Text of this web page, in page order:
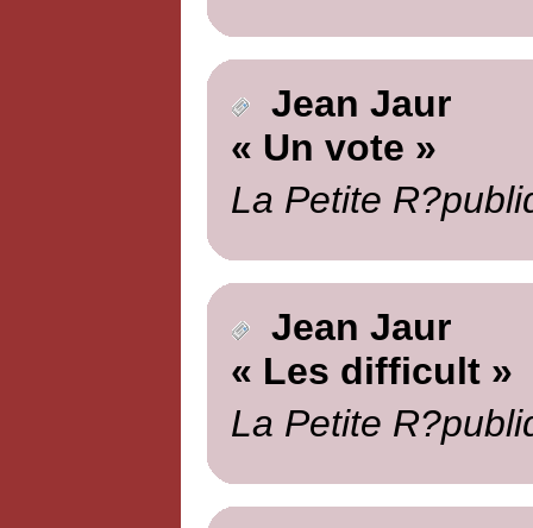
Jean Jaur
« Un vote »
La Petite
Jean Jaur
« Les difficult »
La Petite